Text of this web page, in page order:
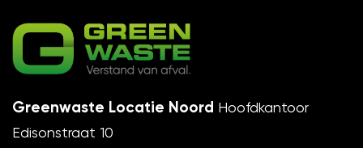
Greenwaste Locatie Noord Hoofdkantoor
Edisonstraat 10